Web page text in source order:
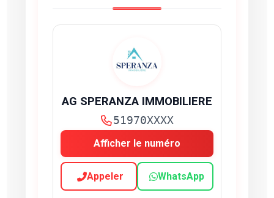
AG SPERANZA IMMOBILIERE
51970XXXX
Afficher le numéro
Appeler WhatsApp